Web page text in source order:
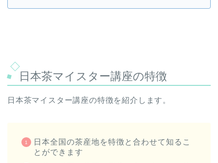
日本茶マイスター講座の特徴
日本茶マイスター講座の特徴を紹介します。
日本全国の茶産地を特徴と合わせて知るこ
とができます